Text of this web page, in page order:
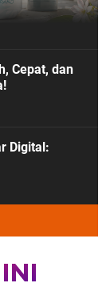
Cepat, dan
Digital: